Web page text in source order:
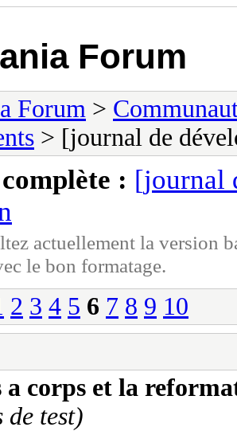
Forum
Forum >
> [journal de
: [journal
actuellement la version
le bon formatage.
2 3 4 5 6 7 8 9 10
a corps et la
de test)